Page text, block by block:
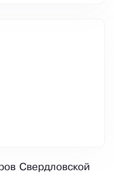
Свердловской